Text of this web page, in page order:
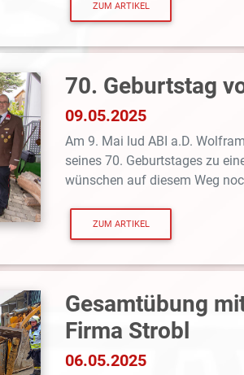
ZUM ARTIKEL
70. Geburtstag
09.05.2025
Am 9. Mai lud ABI a.D.
seines 70. Geburtstages zu
wünschen auf diesem Weg
ZUM ARTIKEL
Gesamtübung
Firma Strobl
06.05.2025